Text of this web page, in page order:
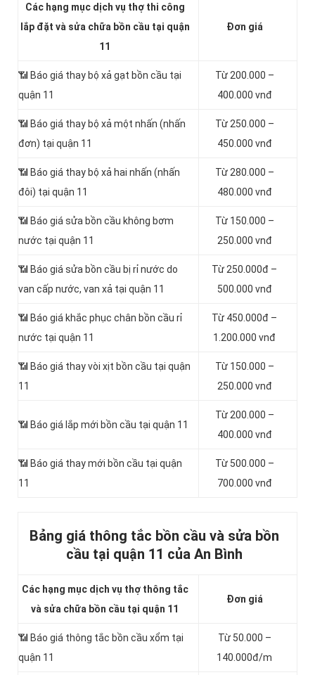
Các hạng mục dịch vụ thợ thi công
lắp đặt và sửa chữa bồn cầu tại quận
11
Đơn giá
📶 Báo giá thay bộ xả gạt bồn cầu tại
quận 11
Từ 200.000 –
400.000 vnđ
📶 Báo giá thay bộ xả một nhấn (nhấn
đơn) tại quận 11
Từ 250.000 –
450.000 vnđ
📶 Báo giá thay bộ xả hai nhấn (nhấn
đôi) tại quận 11
Từ 280.000 –
480.000 vnđ
📶 Báo giá sửa bồn cầu không bơm
nước tại quận 11
Từ 150.000 –
250.000 vnđ
📶 Báo giá sửa bồn cầu bị rỉ nước do
van cấp nước, van xả tại quận 11
Từ 250.000đ –
500.000 vnđ
📶 Báo giá khắc phục chân bồn cầu rỉ
nước tại quận 11
Từ 450.000đ –
1.200.000 vnđ
📶 Báo giá thay vòi xịt bồn cầu tại quận
11
Từ 150.000 –
250.000 vnđ
📶 Báo giá lắp mới bồn cầu tại quận 11
Từ 200.000 –
400.000 vnđ
📶 Báo giá thay mới bồn cầu tại quận
11
Từ 500.000 –
700.000 vnđ
Bảng giá thông tắc bồn cầu và sửa bồn
cầu tại quận 11 của An Bình
Các hạng mục dịch vụ thợ thông tắc
và sửa chữa bồn cầu tại quận 11
Đơn giá
📶 Báo giá thông tắc bồn cầu xổm tại
quận 11
Từ 50.000 –
140.000đ/m